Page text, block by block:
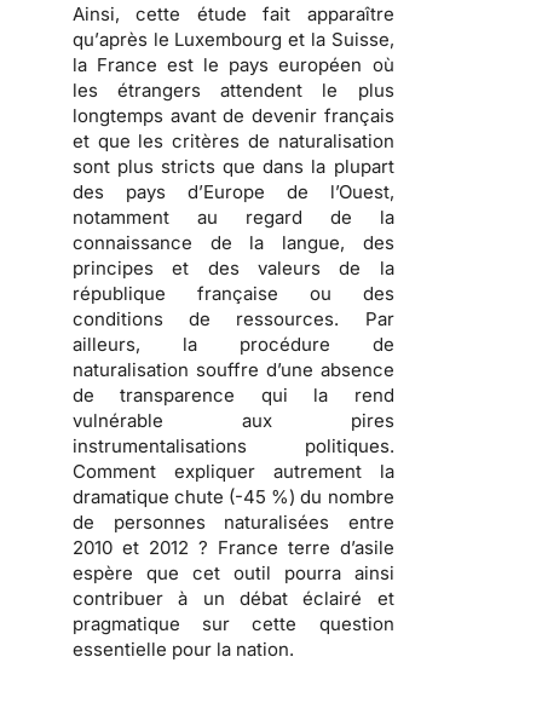
Ainsi, cette étude fait apparaître
qu’après le Luxembourg et la Suisse,
la France est le pays européen où
les étrangers attendent le plus
longtemps avant de devenir français
et que les critères de naturalisation
sont plus stricts que dans la plupart
des pays d’Europe de l’Ouest,
notamment au regard de la
connaissance de la langue, des
principes et des valeurs de la
république française ou des
conditions de ressources. Par
ailleurs, la procédure de
naturalisation souffre d’une absence
de transparence qui la rend
vulnérable aux pires
instrumentalisations politiques.
Comment expliquer autrement la
dramatique chute (-45 %) du nombre
de personnes naturalisées entre
2010 et 2012 ? France terre d’asile
espère que cet outil pourra ainsi
contribuer à un débat éclairé et
pragmatique sur cette question
essentielle pour la nation.